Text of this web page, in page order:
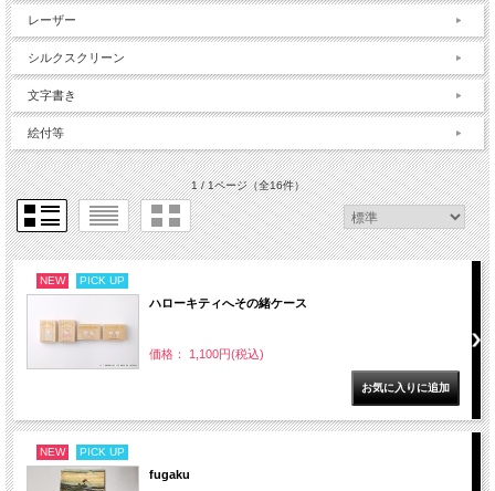
レーザー
シルクスクリーン
文字書き
絵付等
1 / 1ページ（全16件）
NEW PICK UP
ハローキティへその緒ケース
価格： 1,100円(税込)
NEW PICK UP
fugaku